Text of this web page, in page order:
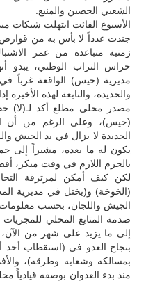
الشعبي الحصين والمنيع.
الأسبوع الفائت ابتهلت شبكات
جندت عدداً لا بأس به من
زمنية متباعدة من عمر
حراس التراب الوطني، يبدو
مديرية (حيس) الواقعة غرباً
والحديدة، والتابعة لهذه الأخيرة
مصدر محلي مطلع أكد لـ(لا)
(حيس)، وعلى الرغم من أن
الحديدة لا يزال في يد الجيش
يكون له ما بعده، مشيراً إلى
بالحزم اللازم في وقت مبكر،
لكن كيف أمكن لمرتزقة
(الخوخة) و(يختل في مديرية
الجيش واللجان، بحسب
صدمة المتابع المحلي للمجريات
إلى ما يزيد على شهر من
بنجاح العدو في (استقطاب أحد
بمسالكه وشعابه وطرقه)،
منذ بدء العدوان بوصفه قيادياً